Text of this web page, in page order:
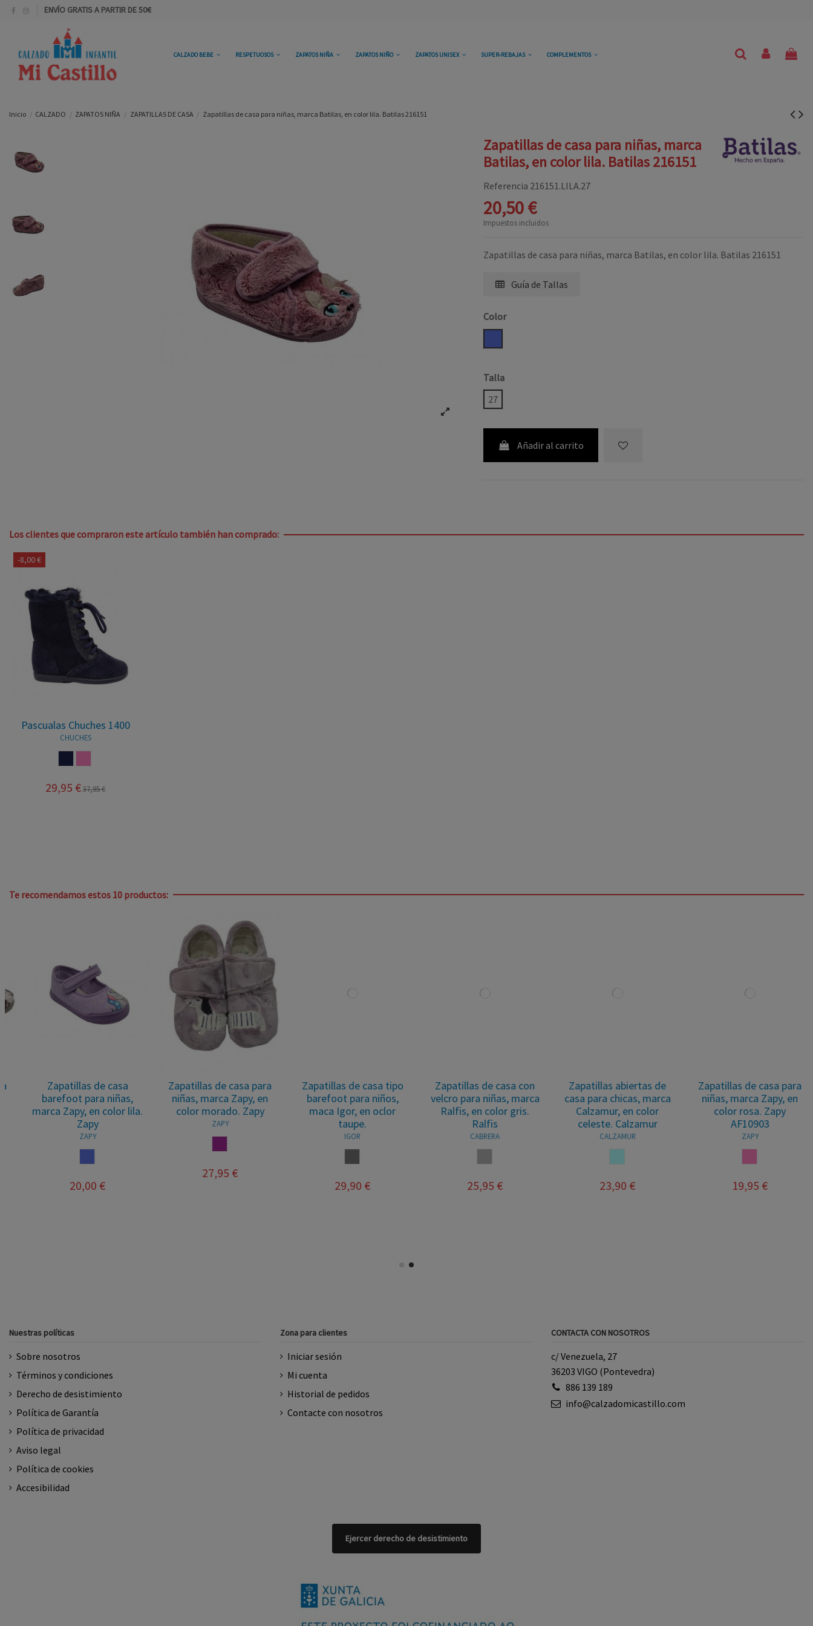
ENVÍO GRATIS A PARTIR DE 50€
CALZADO BEBE RESPETUOSOS ZAPATOS NIÑA ZAPATOS NIÑO ZAPATOS UNISEX SUPER-REBAJAS COMPLEMENTOS
Inicio CALZADO ZAPATOS NIÑA ZAPATILLAS DE CASA Zapatillas de casa para niñas, marca Batilas, en color lila. Batilas 216151
Zapatillas de casa para niñas, marca
Batilas, en color lila. Batilas 216151
Referencia 216151.LILA.27
20,50 €
Impuestos incluidos
Zapatillas de casa para niñas, marca Batilas, en color lila. Batilas 216151
Guía de Tallas
Color
Talla
27
Añadir al carrito
Los clientes que compraron este artículo también han comprado:
-8,00 €
Pascualas Chuches 1400
CHUCHES
29,95 €37,95 €
Te recomendamos estos 10 productos:
Zapatillas de casa
barefoot para niñas,
marca Zapy, en color lila.
Zapy
ZAPY
20,00 €
Zapatillas de casa para
niñas, marca Zapy, en
color morado. Zapy
ZAPY
27,95 €
Zapatillas de casa tipo
barefoot para niños,
maca Igor, en oclor
taupe.
IGOR
29,90 €
Zapatillas de casa con
velcro para niñas, marca
Ralfis, en color gris.
Ralfis
CABRERA
25,95 €
Zapatillas abiertas de
casa para chicas, marca
Calzamur, en color
celeste. Calzamur
CALZAMUR
23,90 €
Zapatillas de casa para
niñas, marca Zapy, en
color rosa. Zapy
AF10903
ZAPY
19,95 €
Nuestras políticas
Sobre nosotros
Términos y condiciones
Derecho de desistimiento
Política de Garantía
Política de privacidad
Aviso legal
Política de cookies
Accesibilidad
Zona para clientes
Iniciar sesión
Mi cuenta
Historial de pedidos
Contacte con nosotros
CONTACTA CON NOSOTROS
c/ Venezuela, 27
36203 VIGO (Pontevedra)
886 139 189
info@calzadomicastillo.com
Ejercer derecho de desistimiento